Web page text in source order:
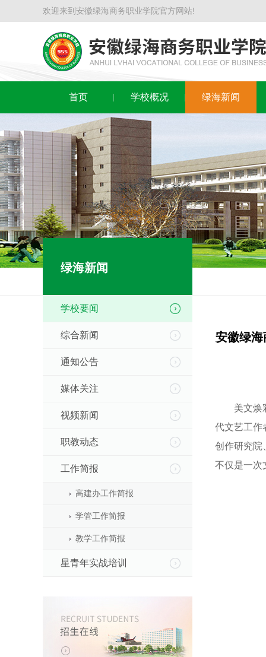
欢迎来到安徽绿海商务职业学院官方网站!
首页 学校概况 绿海新闻
绿海新闻
学校要闻
综合新闻
通知公告
媒体关注
视频新闻
职教动态
工作简报
高建办工作简报
学管工作简报
教学工作简报
星青年实战培训
安徽绿
美文焕彩
代文艺工作
创作研究院
不仅是一次